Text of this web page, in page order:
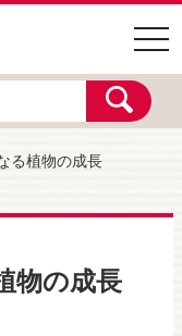
る植物の成長
物の成長